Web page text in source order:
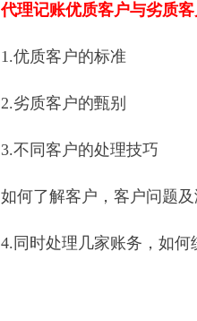
代理记账优质客户与劣质客
1.优质客户的标准
2.劣质客户的甄别
3.不同客户的处理技巧
如何了解客户，客户问题
4.同时处理几家账务，如何